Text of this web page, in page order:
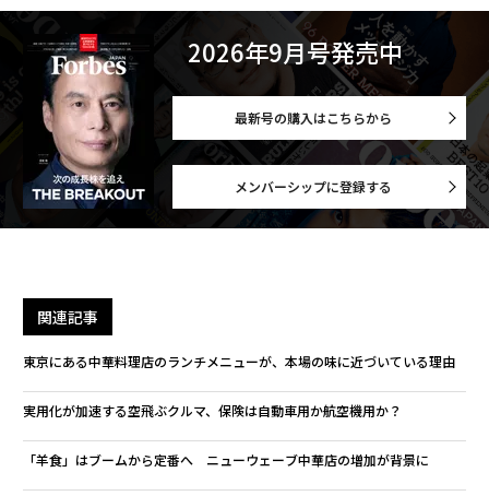
2026年9月号発売中
最新号の購入はこちらから
メンバーシップに登録する
関連記事
東京にある中華料理店のランチメニューが、本場の味に近づいている理由
実用化が加速する空飛ぶクルマ、保険は自動車用か航空機用か？
「羊食」はブームから定番へ ニューウェーブ中華店の増加が背景に